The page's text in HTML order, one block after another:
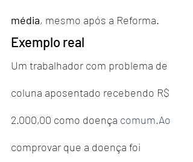
média, mesmo após a Reforma.
Exemplo real
Um trabalhador com problema de
coluna aposentado recebendo R$
2.000,00 como doença comum.Ao
comprovar que a doença foi